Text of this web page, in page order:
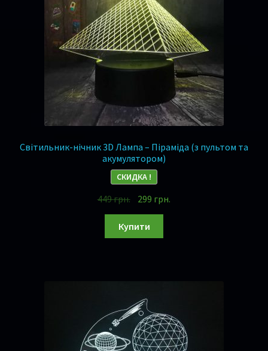
Світильник-нічник 3D Лампа – Піраміда (з пультом та
акумулятором)
СКИДКА !
449грн. 299 грн.
Купити